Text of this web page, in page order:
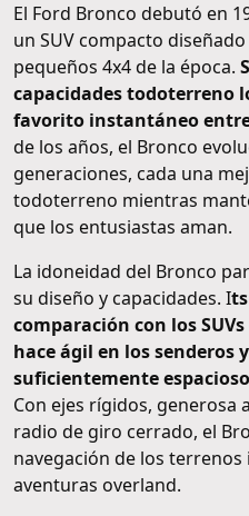
El Ford Bronco debutó en
un SUV compacto
pequeños 4x4 de la época.
capacidades todoterreno
favorito instantáneo
de los años, el Bronco
generaciones, cada una
todoterreno mientras
que los entusiastas aman.
La idoneidad del Bronco
su diseño y capacidades. I
comparación con los
hace ágil en los senderos
suficientemente
Con ejes rígidos, generosa
radio de giro cerrado, el
navegación de los
aventuras overland.